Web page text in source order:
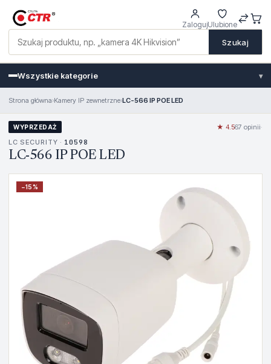
Szukaj
ZalogujUlubione
Wszystkie kategorie ▾
Strona główna›Kamery IP zewnetrzne›LC-566 IP POE LED
WYPRZEDAŻ
LC SECURITY · 10598
LC-566 IP POE LED
★ 4.567 opinii·
−15%